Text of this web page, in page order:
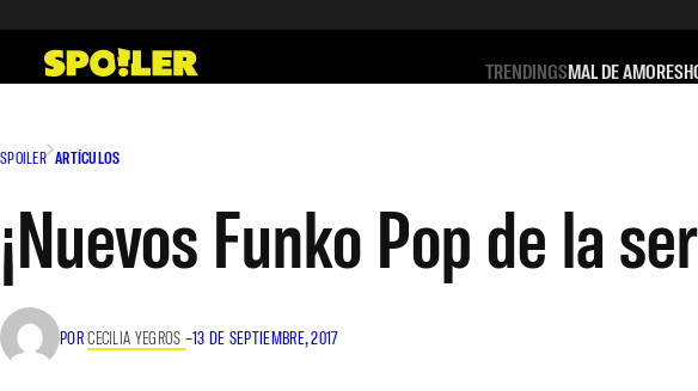
contenido
TRENDINGSMAL DE AMORES
SPOILER ARTÍCULOS
¡Nuevos Funko Pop de la
PORCECILIA YEGROS –13 DE SEPTIEMBRE, 2017